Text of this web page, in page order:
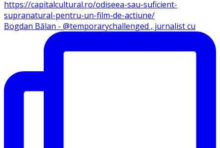
Bogdan Bălan - @temporarychallenged , jurnalist cu